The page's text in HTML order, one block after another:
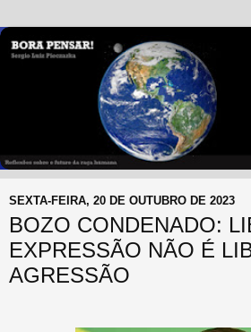
SEXTA-FEIRA, 20 DE OUTUBRO DE 2023
BOZO CONDENADO:
EXPRESSÃO NÃO É
AGRESSÃO